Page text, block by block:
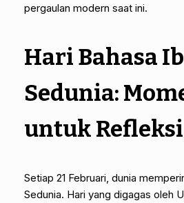
pergaulan modern saat ini.
Hari Bahasa
Sedunia:
untuk Refleksi
Setiap 21 Februari, dunia
Sedunia. Hari yang digagas oleh